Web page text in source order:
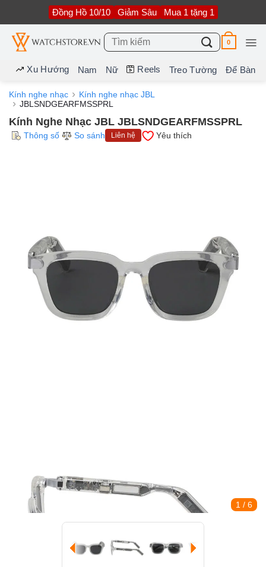
nội
dung
Đồng Hồ 10/10 Giảm Sâu Mua 1 tặng 1
Tìm
kiếm:
0
Xu Hướng Nam Nữ Reels Treo Tường Để Bàn
Kính nghe nhạc
Kính nghe nhạc JBL
JBLSNDGEARFMSSPRL
Kính Nghe Nhạc JBL JBLSNDGEARFMSSPRL
Thông số So sánh Liên hệ Yêu thích
1 / 6